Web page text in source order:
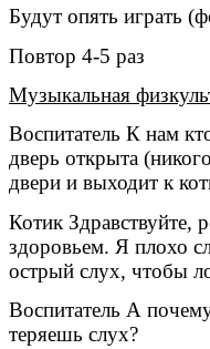
Будут опять играть
Повтор 4-5 раз
Музыкальная
Воспитатель К нам
дверь открыта
двери и выходит к
Котик Здравствуйте,
здоровьем. Я плохо
острый слух, чтобы
Воспитатель А
теряешь слух?